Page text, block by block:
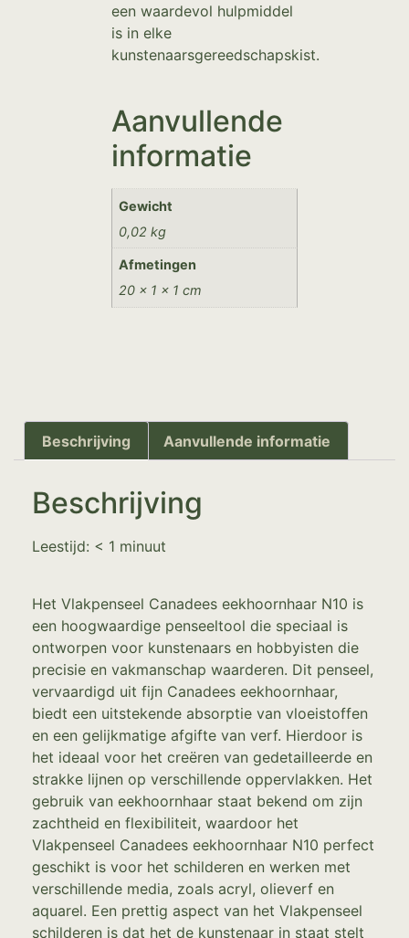
een waardevol hulpmiddel
is in elke
kunstenaarsgereedschapskist.
Aanvullende
informatie
Gewicht
0,02 kg
Afmetingen
20 × 1 × 1 cm
Beschrijving Aanvullende informatie
Beschrijving
Leestijd: < 1 minuut
Het Vlakpenseel Canadees eekhoornhaar N10 is
een hoogwaardige penseeltool die speciaal is
ontworpen voor kunstenaars en hobbyisten die
precisie en vakmanschap waarderen. Dit penseel,
vervaardigd uit fijn Canadees eekhoornhaar,
biedt een uitstekende absorptie van vloeistoffen
en een gelijkmatige afgifte van verf. Hierdoor is
het ideaal voor het creëren van gedetailleerde en
strakke lijnen op verschillende oppervlakken. Het
gebruik van eekhoornhaar staat bekend om zijn
zachtheid en flexibiliteit, waardoor het
Vlakpenseel Canadees eekhoornhaar N10 perfect
geschikt is voor het schilderen en werken met
verschillende media, zoals acryl, olieverf en
aquarel. Een prettig aspect van het Vlakpenseel
schilderen is dat het de kunstenaar in staat stelt